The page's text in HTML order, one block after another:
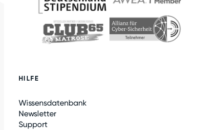
HILFE
Wissensdatenbank
Newsletter
Support